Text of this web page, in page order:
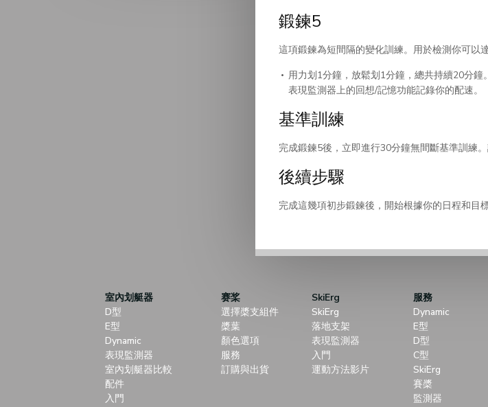
鍛鍊5
這項鍛鍊為短間隔的變化訓練。用於檢測你可以
用力划1分鐘，放鬆划1分鐘，總共持續20分
表現監測器上的回想/記憶功能記錄你的配速。
基準訓練
完成鍛鍊5後，立即進行30分鐘無間斷基準訓練
後續步驟
完成這幾項初步鍛鍊後，開始根據你的日程和目
室內划艇器
D型
E型
Dynamic
表現監測器
室內划艇器比較
配件
入門
赛桨
選擇槳支組件
槳葉
顏色選項
服務
訂購與出貨
SkiErg
SkiErg
落地支架
表現監測器
入門
運動方法影片
服務
Dynamic
E型
D型
C型
SkiErg
賽槳
監測器